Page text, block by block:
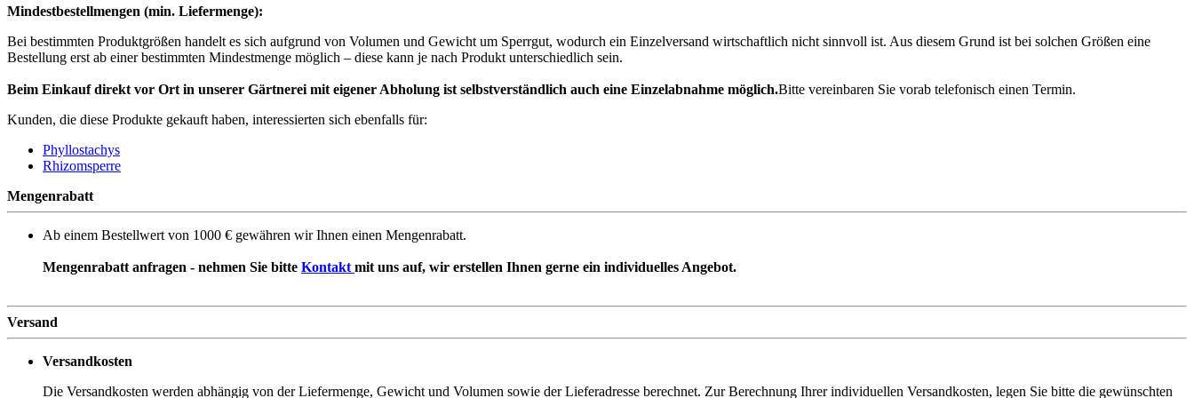
Mindestbestellmengen (min. Liefermenge):
Bei bestimmten Produktgrößen handelt es sich aufgrund von Volumen und Gewicht um Sperrgut, wodurch ein Einzelversand wirtschaftlich nicht sinnvoll ist. Aus diesem Grund ist bei solchen Größen eine
Bestellung erst ab einer bestimmten Mindestmenge möglich – diese kann je nach Produkt unterschiedlich sein.
Beim Einkauf direkt vor Ort in unserer Gärtnerei mit eigener Abholung ist selbstverständlich auch eine Einzelabnahme möglich.Bitte vereinbaren Sie vorab telefonisch einen Termin.
Kunden, die diese Produkte gekauft haben, interessierten sich ebenfalls für:
Phyllostachys
Rhizomsperre
Mengenrabatt
Ab einem Bestellwert von 1000 € gewähren wir Ihnen einen Mengenrabatt.
Mengenrabatt anfragen - nehmen Sie bitte Kontakt mit uns auf, wir erstellen Ihnen gerne ein individuelles Angebot.
Versand
Versandkosten
Die Versandkosten werden abhängig von der Liefermenge, Gewicht und Volumen sowie der Lieferadresse berechnet. Zur Berechnung Ihrer individuellen Versandkosten, legen Sie bitte die gewünschten